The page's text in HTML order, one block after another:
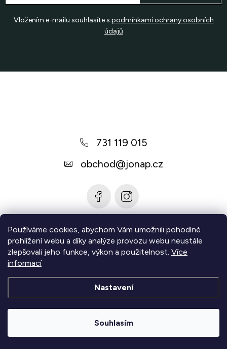
Používáme cookies, abychom Vám umožnili pohodlné
prohlížení webu a díky analýze provozu webu neustále
zlepšovali jeho funkce, výkon a použitelnost. Více
informací
Nastavení
Souhlasím
Vložením e-mailu souhlasíte s podmínkami ochrany osobních
údajů
731 119 015
obchod@jonap.cz
Informace pro vás
Zjistěte více
vyhrazena.Upravit nastavení cookies